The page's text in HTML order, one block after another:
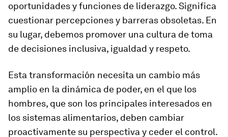
oportunidades y funciones de liderazgo. Significa
cuestionar percepciones y barreras obsoletas. En
su lugar, debemos promover una cultura de toma
de decisiones inclusiva, igualdad y respeto.
Esta transformación necesita un cambio más
amplio en la dinámica de poder, en el que los
hombres, que son los principales interesados en
los sistemas alimentarios, deben cambiar
proactivamente su perspectiva y ceder el control.